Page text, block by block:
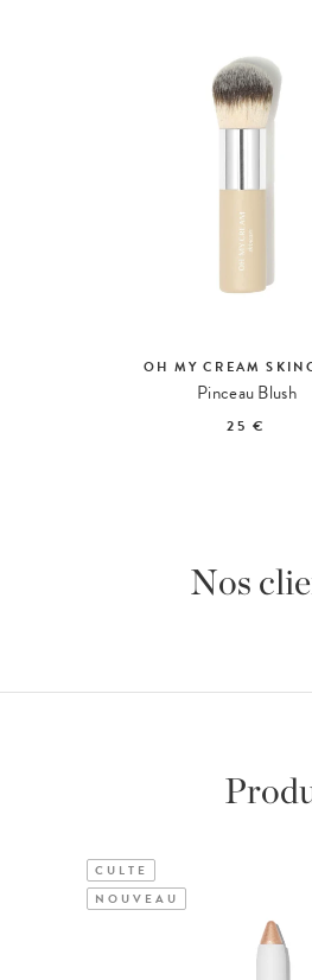
OH MY CREAM
Pinceau Blush
25 €
Nos
CULTE
NOUVEAU